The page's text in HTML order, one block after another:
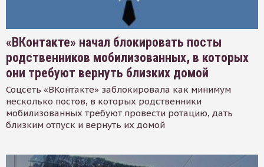
«ВКонтакте» начал блокировать посты
родственников мобилизованных, в которых
они требуют вернуть близких домой
Соцсеть «ВКонтакте» заблокировала как минимум
несколько постов, в которых родственники
мобилизованных требуют провести ротацию, дать
близким отпуск и вернуть их домой